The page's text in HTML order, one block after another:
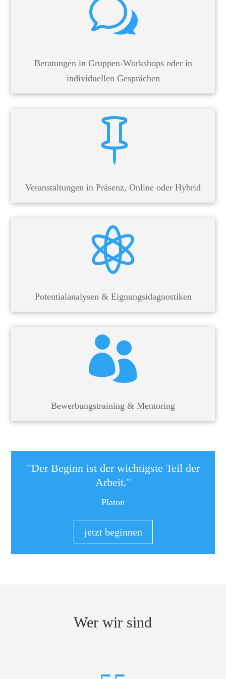
w
Beratungen in Gruppen-Workshops oder in
individuellen Gesprächen

Veranstaltungen in Präsenz, Online oder Hybrid

Potentialanalysen & Eignungsidagnostiken

Bewerbungstraining & Mentoring
"Der Beginn ist der wichtigste Teil der
Arbeit."
Platon
jetzt beginnen
Wer wir sind